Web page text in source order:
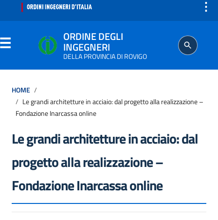
⋮
ORDINE DEGLI
INGEGNERI
DELLA PROVINCIA DI ROVIGO
SEGRETERIA
PROFESSIONE
ISCRITTO
AGGIORNAMENTO PROFESSIONALE
HOME
Le grandi architetture in acciaio: dal progetto alla realizzazione –
Fondazione Inarcassa online
Le grandi architetture in acciaio: dal
progetto alla realizzazione –
Fondazione Inarcassa online